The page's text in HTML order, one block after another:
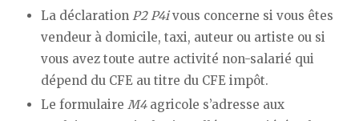
La déclaration P2 P4ivous concerne si vous êtes
vendeur à domicile, taxi, auteur ou artiste ou si
vous avez toute autre activité non-salarié qui
dépend du CFE au titre du CFE impôt.
Le formulaire M4agricole s’adresse aux